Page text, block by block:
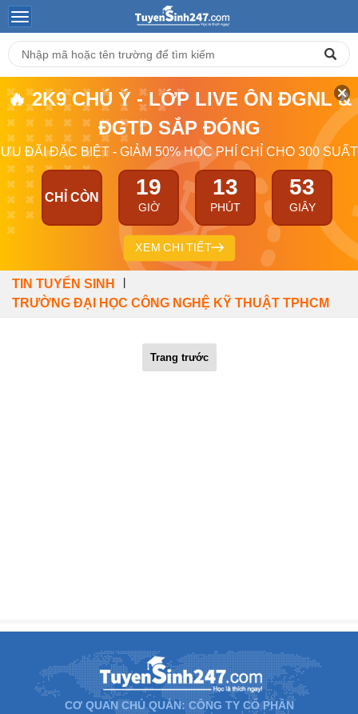
🔥 2K9 CHÚ Ý - LỚP LIVE ÔN ĐGNL &
ĐGTD SẮP ĐÓNG
ƯU ĐÃI ĐẶC BIỆT - GIẢM 50% HỌC PHÍ CHỈ CHO 300 SUẤT
CHỈ CÒN 19
GIỜ
13
PHÚT
53
GIÂY
XEM CHI TIẾT
TIN TUYỂN SINH
TRƯỜNG ĐẠI HỌC CÔNG NGHỆ KỸ THUẬT TPHCM
Trang trước
CƠ QUAN CHỦ QUẢN: CÔNG TY CỔ PHẦN